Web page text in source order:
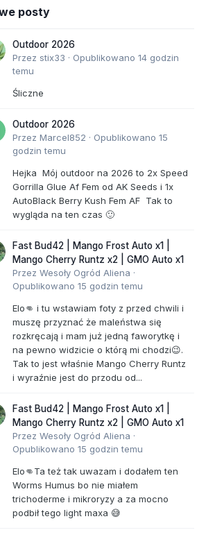
posty
Outdoor 2026
Przez stix33 · Opublikowano 14 godzin
temu
Śliczne
Outdoor 2026
Przez Marcel852 · Opublikowano 15
godzin temu
Hejka Mój outdoor na 2026 to 2x Speed
Gorrilla Glue Af Fem od AK Seeds i 1x
AutoBlack Berry Kush Fem AF Tak to
wygląda na ten czas 🙂
Fast Bud42 | Mango Frost Auto x1 |
Mango Cherry Runtz x2 | GMO Auto x1
Przez Wesoły Ogród Aliena ·
Opublikowano 15 godzin temu
Elo👊 i tu wstawiam foty z przed chwili i
muszę przyznać że maleństwa się
rozkręcają i mam już jedną faworytkę i
na pewno widzicie o którą mi chodzi😉.
Tak to jest właśnie Mango Cherry Runtz
i wyraźnie jest do przodu od...
Fast Bud42 | Mango Frost Auto x1 |
Mango Cherry Runtz x2 | GMO Auto x1
Przez Wesoły Ogród Aliena ·
Opublikowano 15 godzin temu
Elo👊Ta też tak uwazam i dodałem ten
Worms Humus bo nie miałem
trichoderme i mikroryzy a za mocno
podbił tego light maxa 😅